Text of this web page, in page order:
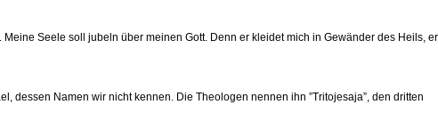
Seele soll jubeln über meinen Gott. Denn er kleidet mich in Gewänder des Heils, er
dessen Namen wir nicht kennen. Die Theologen nennen ihn ”Tritojesaja”, den dritten